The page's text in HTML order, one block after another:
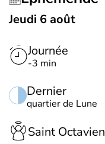
Jeudi 6 août
Journée
-3 min
Dernier
quartier de Lune
Saint Octavien